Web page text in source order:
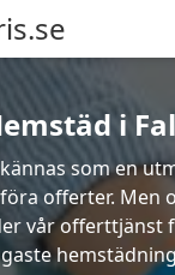
i
som en
offerter. Men
vår offerttjänst